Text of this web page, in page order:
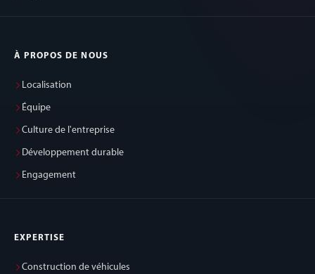
À PROPOS DE NOUS
Localisation
Équipe
Culture de l'entreprise
Développement durable
Engagement
EXPERTISE
Construction de véhicules